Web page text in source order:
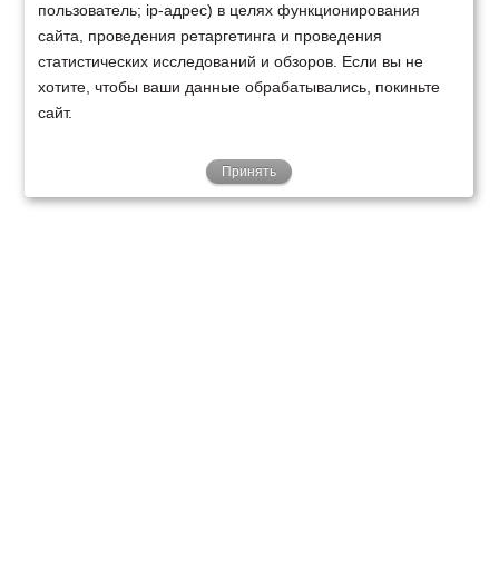
пользователь; ip-адрес) в целях функционирования
сайта, проведения ретаргетинга и проведения
статистических исследований и обзоров. Если вы не
хотите, чтобы ваши данные обрабатывались, покиньте
сайт.
Принять